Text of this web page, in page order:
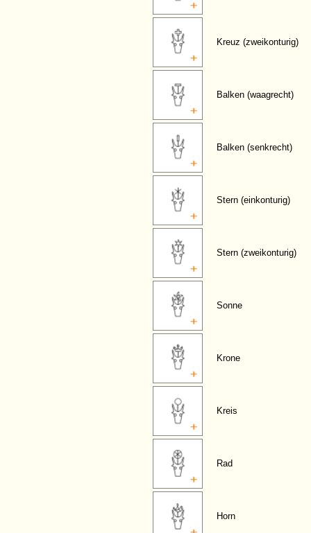
Kreuz (zweikonturig)
Balken (waagrecht)
Balken (senkrecht)
Stern (einkonturig)
Stern (zweikonturig)
Sonne
Krone
Kreis
Rad
Horn